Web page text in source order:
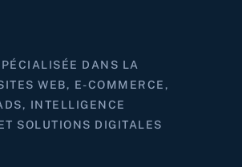
DANS LA
WEB, E-COMMERCE,
INTELLIGENCE
SOLUTIONS DIGITALES